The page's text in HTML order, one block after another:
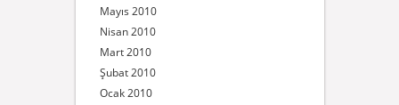
Mayıs 2010
Nisan 2010
Mart 2010
Şubat 2010
Ocak 2010